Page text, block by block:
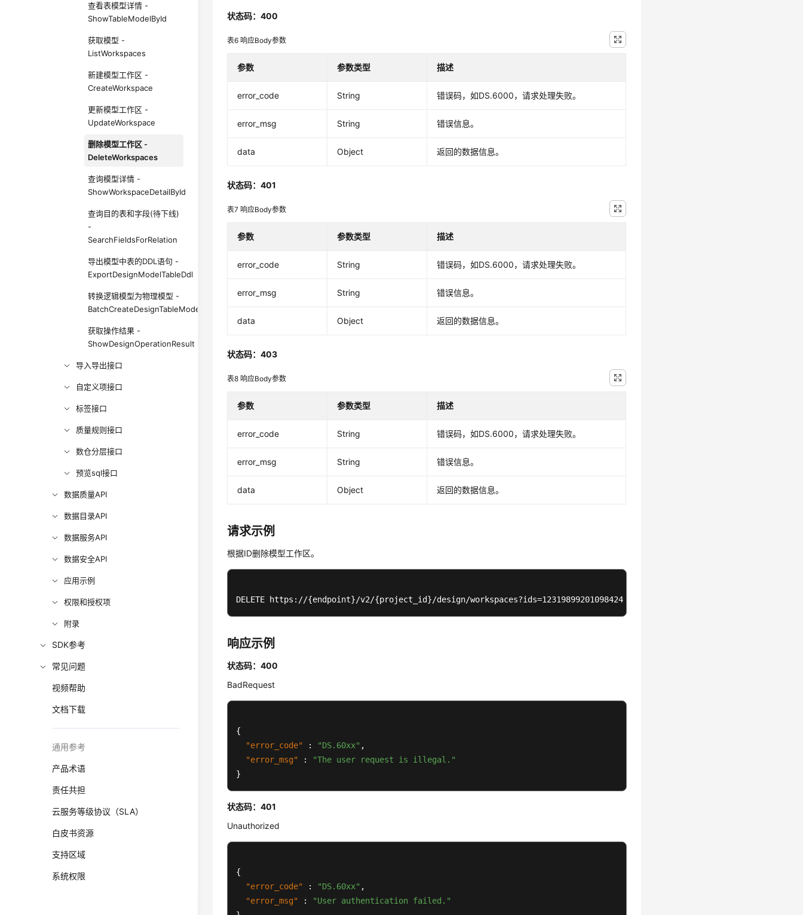
查看表模型详情 -
ShowTableModelById
获取模型 -
ListWorkspaces
新建模型工作区 -
CreateWorkspace
更新模型工作区 -
UpdateWorkspace
删除模型工作区 -
DeleteWorkspaces
查询模型详情 -
ShowWorkspaceDetailById
查询目的表和字段(待下线)
-
SearchFieldsForRelation
导出模型中表的DDL语句 -
ExportDesignModelTableDdl
转换逻辑模型为物理模型 -
BatchCreateDesignTableModelsFromLogic
获取操作结果 -
ShowDesignOperationResult
导入导出接口
自定义项接口
标签接口
质量规则接口
数仓分层接口
预览sql接口
数据质量API
数据目录API
数据服务API
数据安全API
应用示例
权限和授权项
附录
SDK参考
常见问题
视频帮助
文档下载
通用参考
产品术语
责任共担
云服务等级协议（SLA）
白皮书资源
支持区域
系统权限
状态码：400
表6响应Body参数
参数 参数类型 描述
error_code String 错误码，如DS.6000，请求处理失败。
error_msg String 错误信息。
data Object 返回的数据信息。
状态码：401
表7响应Body参数
参数 参数类型 描述
error_code String 错误码，如DS.6000，请求处理失败。
error_msg String 错误信息。
data Object 返回的数据信息。
状态码：403
表8响应Body参数
参数 参数类型 描述
error_code String 错误码，如DS.6000，请求处理失败。
error_msg String 错误信息。
data Object 返回的数据信息。
请求示例
根据ID删除模型工作区。
DELETE https://{endpoint}/v2/{project_id}/design/workspaces?ids=1231989920109842432
响应示例
状态码：400
BadRequest
{
"error_code"
: "DS.60xx" ,
"error_msg"
:
"The user request is illegal."
}
状态码：401
Unauthorized
{
"error_code"
: "DS.60xx" ,
"error_msg"
:
"User authentication failed."